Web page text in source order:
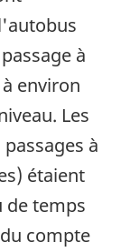
à
environ
Les
à
étaient
de temps
compte